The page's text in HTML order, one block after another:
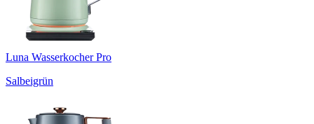
Luna Wasserkocher Pro
Salbeigrün